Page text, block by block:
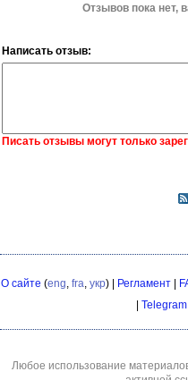
Отзывов пока нет,
Написать отзыв:
Писать отзывы могут только
О сайте (eng fra укр) | Регламент|
| Telegram
Любое использование